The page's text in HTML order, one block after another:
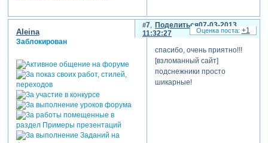
Поделиться
7
07-03-2013
11:32:27
Aleina
Заблокирован
спасибо, очень приятно!!!
[взломанный сайт]
подснежники просто
шикарные!
+1